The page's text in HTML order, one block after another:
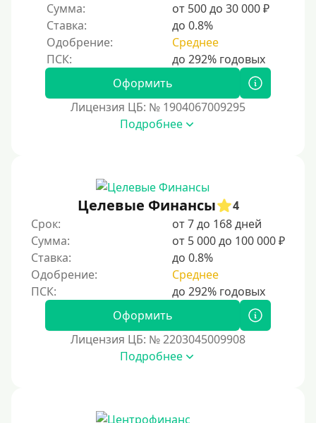
15000 руб
20000 руб
25000 руб
30000 руб на год
80000 руб
90000 руб
100000 руб
150000 руб
200000 руб
250000 руб
Сумма:
от 500 до 30 000 ₽
Ставка:
до 0.8%
Одобрение:
Среднее
Оформить
Лицензия ЦБ: № 1904067009295
Подробнее
Целевые Финансы
4
Срок:
от 7 до 168 дней
Сумма:
от 5 000 до 100 000 ₽
Ставка:
до 0.8%
Одобрение:
Среднее
Оформить
Лицензия ЦБ: № 2203045009908
Подробнее